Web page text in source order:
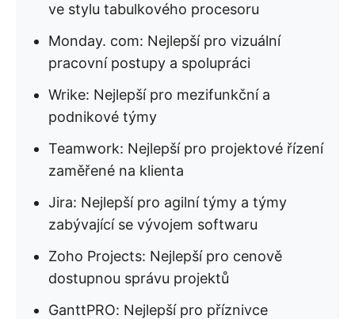
ve stylu tabulkového procesoru
Monday. com: Nejlepší pro vizuální
pracovní postupy a spolupráci
Wrike: Nejlepší pro mezifunkční a
podnikové týmy
Teamwork: Nejlepší pro projektové řízení
zaměřené na klienta
Jira: Nejlepší pro agilní týmy a týmy
zabývající se vývojem softwaru
Zoho Projects: Nejlepší pro cenově
dostupnou správu projektů
GanttPRO: Nejlepší pro příznivce